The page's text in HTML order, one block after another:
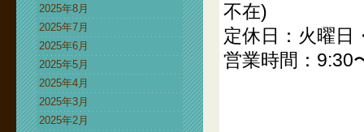
2025年8月
2025年7月
2025年6月
2025年5月
2025年4月
2025年3月
2025年2月
不在)
定休日：火曜日
営業時間：9:30